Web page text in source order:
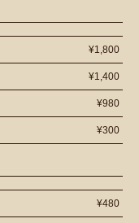
¥1,800
¥1,400
¥980
¥300
¥480